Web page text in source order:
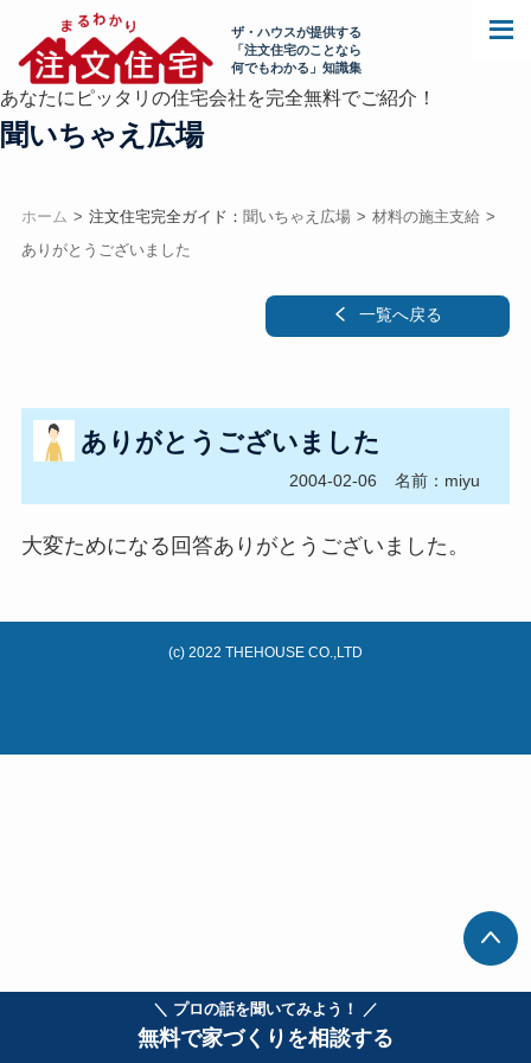
＼ プロの話を聞いてみよう！ ／
無料で家づくりを相談する
ザ・ハウスが提供する
「注文住宅のことなら
何でもわかる」知識集
あなたにピッタリの住宅会社を完全無料でご紹介！
聞いちゃえ広場
ホーム 注文住宅完全ガイド： 聞いちゃえ広場
材料の施主支給
ありがとうございました
一覧へ戻る
ありがとうございました
2004-02-06 名前：miyu
大変ためになる回答ありがとうございました。
(c) 2022 THEHOUSE CO.,LTD